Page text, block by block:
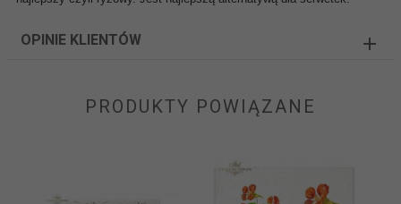
OPINIE KLIENTÓW
PRODUKTY POWIĄZANE